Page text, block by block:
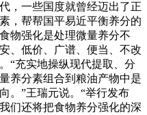
，一些国度就曾经迈出了正
，帮帮国平易近平衡养分的
物强化是处理微量养分不
、低价、广谱、便当、不改
“充实地操纵现代提取、分
养分素组合到粮油产物中是
。”王瑞元说。“举行发布
们还将把食物养分强化的深